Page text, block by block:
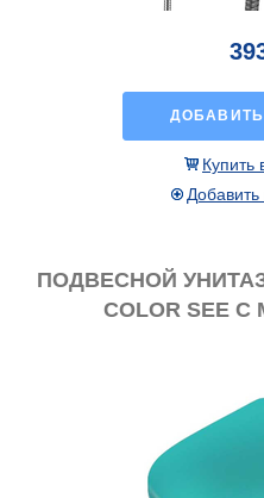
Купить
ПОДВЕСНОЙ УНИТАЗ
COLOR SEE